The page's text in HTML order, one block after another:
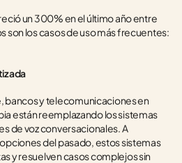
un 300% en el último año entre
son los casos de uso más frecuentes:
y telecomunicaciones en
están reemplazando los sistemas
de voz conversacionales. A
del pasado, estos sistemas
y resuelven casos complejos sin